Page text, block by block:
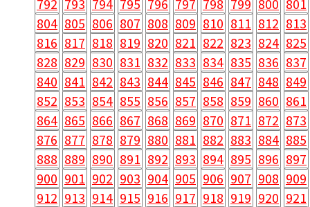
792 793 794 795 796 797 798 799 800 801
804 805 806 807 808 809 810 811 812 813
816 817 818 819 820 821 822 823 824 825
828 829 830 831 832 833 834 835 836 837
840 841 842 843 844 845 846 847 848 849
852 853 854 855 856 857 858 859 860 861
864 865 866 867 868 869 870 871 872 873
876 877 878 879 880 881 882 883 884 885
888 889 890 891 892 893 894 895 896 897
900 901 902 903 904 905 906 907 908 909
912 913 914 915 916 917 918 919 920 921